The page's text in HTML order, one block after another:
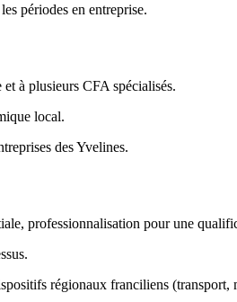
périodes en entreprise.
à plusieurs CFA spécialisés.
local.
des Yvelines.
professionnalisation pour une
régionaux franciliens (transport,